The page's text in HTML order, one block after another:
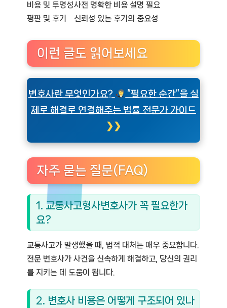
비용 및 투명성사전 명확한 비용 설명 필요
평판 및 후기
신뢰성 있는 후기의 중요성
이런 글도 읽어보세요
변호사란 무엇인가요?
“필요한 순간”을 실
제로 해결로 연결해주는 법률 전문가 가이드
자주 묻는 질문(FAQ)
1. 교통사고형사변호사가 꼭 필요한가
요?
교통사고가 발생했을 때, 법적 대처는 매우 중요합니다.
전문 변호사가 사건을 신속하게 해결하고, 당신의 권리
를 지키는 데 도움이 됩니다.
2. 변호사 비용은 어떻게 구조되어 있나